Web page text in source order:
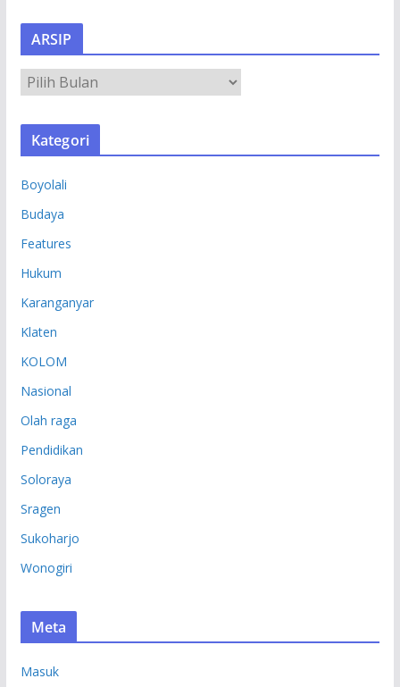
ARSIP
S
Kategori
Boyolali
Budaya
Features
Hukum
Karanganyar
Klaten
KOLOM
Nasional
Olah raga
Pendidikan
Soloraya
Sragen
Sukoharjo
Wonogiri
Meta
Masuk